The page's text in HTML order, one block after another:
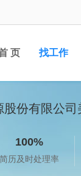
页 找工作
股份有限公
100%
简历及时处理率